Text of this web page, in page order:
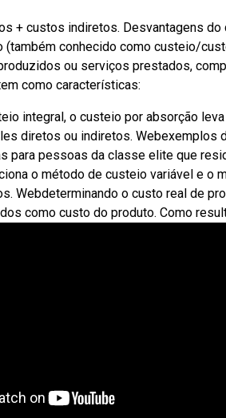
+ custos indiretos. Desvantagens
conhecido como custeio/
ou serviços prestados,
como características:
integral, o custeio por absorção
diretos ou indiretos. Webexemplos
para pessoas da classe elite que
o método de custeio variável e o
Webdeterminando o custo real de
como custo do produto. Como